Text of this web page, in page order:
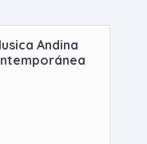
Andina